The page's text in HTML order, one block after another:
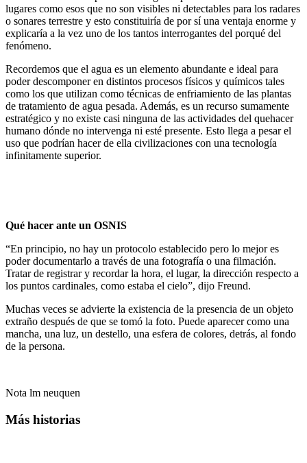
lugares como esos que no son visibles ni detectables para los radares
o sonares terrestre y esto constituiría de por sí una ventaja enorme y
explicaría a la vez uno de los tantos interrogantes del porqué del
fenómeno.
Recordemos que el agua es un elemento abundante e ideal para
poder descomponer en distintos procesos físicos y químicos tales
como los que utilizan como técnicas de enfriamiento de las plantas
de tratamiento de agua pesada. Además, es un recurso sumamente
estratégico y no existe casi ninguna de las actividades del quehacer
humano dónde no intervenga ni esté presente. Esto llega a pesar el
uso que podrían hacer de ella civilizaciones con una tecnología
infinitamente superior.
Qué hacer ante un OSNIS
“En principio, no hay un protocolo establecido pero lo mejor es
poder documentarlo a través de una fotografía o una filmación.
Tratar de registrar y recordar la hora, el lugar, la dirección respecto a
los puntos cardinales, como estaba el cielo”, dijo Freund.
Muchas veces se advierte la existencia de la presencia de un objeto
extraño después de que se tomó la foto. Puede aparecer como una
mancha, una luz, un destello, una esfera de colores, detrás, al fondo
de la persona.
Nota lm neuquen
Más historias